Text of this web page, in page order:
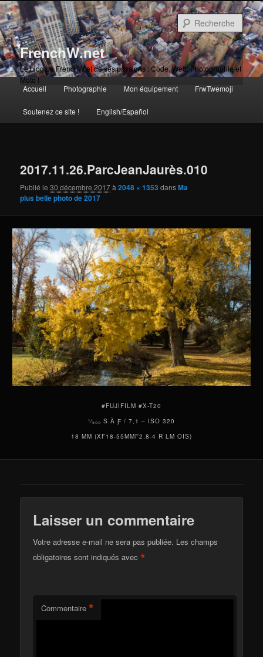
Aller
au
contenu
principalFrenchW.net
Le blog de FrenchW et de ses passions : Code, Web, Photographie et
Moto !
principal
Aller
au
principal
Accueil Photographie Mon équipement FrwTwemoji
Soutenez ce site ! English/Español
images
2017.11.26.ParcJeanJaurès.010
Publié le30 décembre 2017à2048 × 1353dansMa
plus belle photo de 2017
#FUJIFILM #X-T20
¹⁄₅₀₀ S À Ƒ / 7,1 – ISO 320
18 MM (XF18-55MMF2.8-4 R LM OIS)
Laisser un commentaire
Votre adresse e-mail ne sera pas publiée. Les champs
obligatoires sont indiqués avec*
Commentaire *